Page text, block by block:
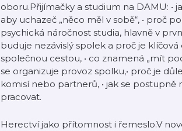
oboru.Přijímačky a studium na DAMU: •
aby uchazeč „něco měl v sobě“, • proč
psychická náročnost studia, hlavně v
buduje nezávislý spolek a proč je klíčová
společnou cestou, • co znamená „mít
se organizuje provoz spolku,• proč je
komisí nebo partnerů, • jak se
pracovat.
Herectví jako přítomnost i řemeslo.V